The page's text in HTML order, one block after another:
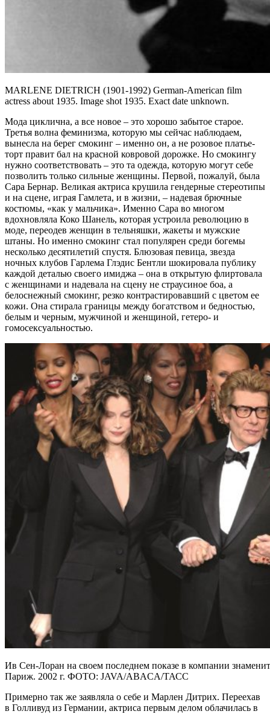
MARLENE DIETRICH (1901-1992) German-American film
actress about 1935. Image shot 1935. Exact date unknown.
Мода циклична, а все новое – это хорошо забытое старое.
Третья волна феминизма, которую мы сейчас наблюдаем,
вынесла на берег смокинг – именно он, а не розовое платье-
торт правит бал на красной ковровой дорожке. Но смокингу
нужно соответствовать – это та одежда, которую могут себе
позволить только сильные женщины. Первой, пожалуй, была
Сара Бернар. Великая актриса крушила гендерные стереотипы
и на сцене, играя Гамлета, и в жизни, – надевая брючные
костюмы, «как у мальчика». Именно Сара во многом
вдохновляла Коко Шанель, которая устроила революцию в
моде, переодев женщин в тельняшки, жакеты и мужские
штаны. Но именно смокинг стал популярен среди богемы
несколько десятилетий спустя. Блюзовая певица, звезда
ночных клубов Гарлема Глэдис Бентли шокировала публику
каждой деталью своего имиджа – она в открытую флиртовала
с женщинами и надевала на сцену не страусиное боа, а
белоснежный смокинг, резко контрастировавший с цветом ее
кожи. Она стирала границы между богатством и бедностью,
белым и черным, мужчиной и женщиной, гетеро- и
гомосексуальностью.
Ив Сен-Лоран на своем последнем показе в компании
Париж. 2002 г. ФОТО: JAVA/ABACA/ТАСС
Примерно так же заявляла о себе и Марлен Дитрих. Переехав
в Голливуд из Германии, актриса первым делом облачилась в